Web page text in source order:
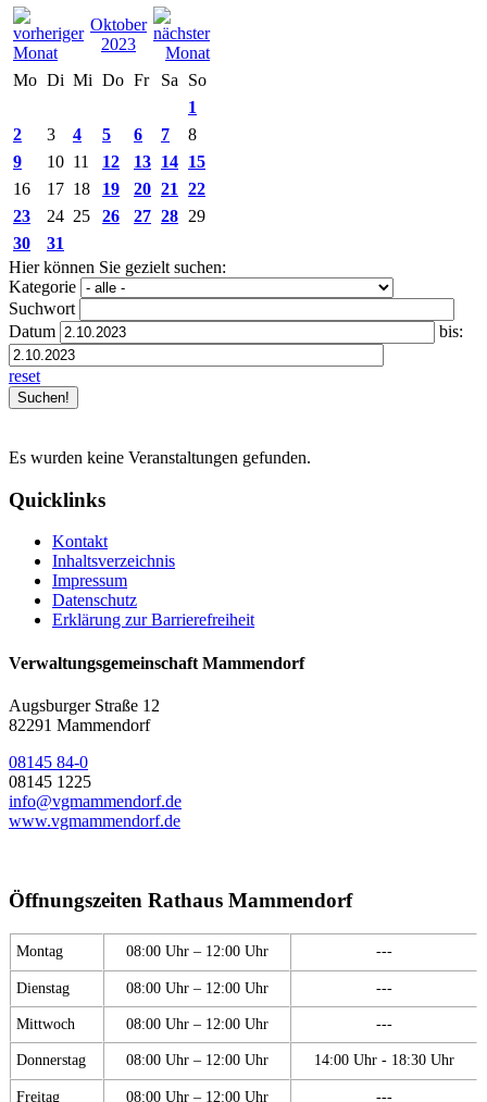
Oktober
2023
Mo Di Mi Do Fr Sa
So
1
2
3 4 5 6 7
8
9
10 11 12 13 14 15
16
17 18 19 20 21
22
23
24 25 26 27 28 29
30
31
Hier können Sie gezielt suchen:
Kategorie
Suchwort
Datum
bis:
reset
Es wurden keine Veranstaltungen gefunden.
Quicklinks
Kontakt
Inhaltsverzeichnis
Impressum
Datenschutz
Erklärung zur Barrierefreiheit
Verwaltungsgemeinschaft Mammendorf
Augsburger Straße 12
82291 Mammendorf
08145 84-0
08145 1225
info@vgmammendorf.de
www.vgmammendorf.de
Öffnungszeiten Rathaus Mammendorf
Montag 08:00 Uhr – 12:00 Uhr ---
Dienstag 08:00 Uhr – 12:00 Uhr ---
Mittwoch 08:00 Uhr – 12:00 Uhr ---
Donnerstag 08:00 Uhr – 12:00 Uhr 14:00 Uhr - 18:30 Uhr
Freitag 08:00 Uhr – 12:00 Uhr ---